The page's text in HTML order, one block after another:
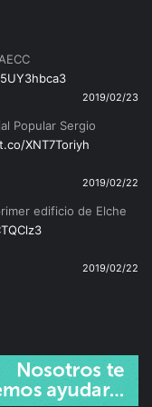
2019/02/23
Popular Sergio
XNT7Toriyh
2019/02/22
edificio de Elche
2019/02/22